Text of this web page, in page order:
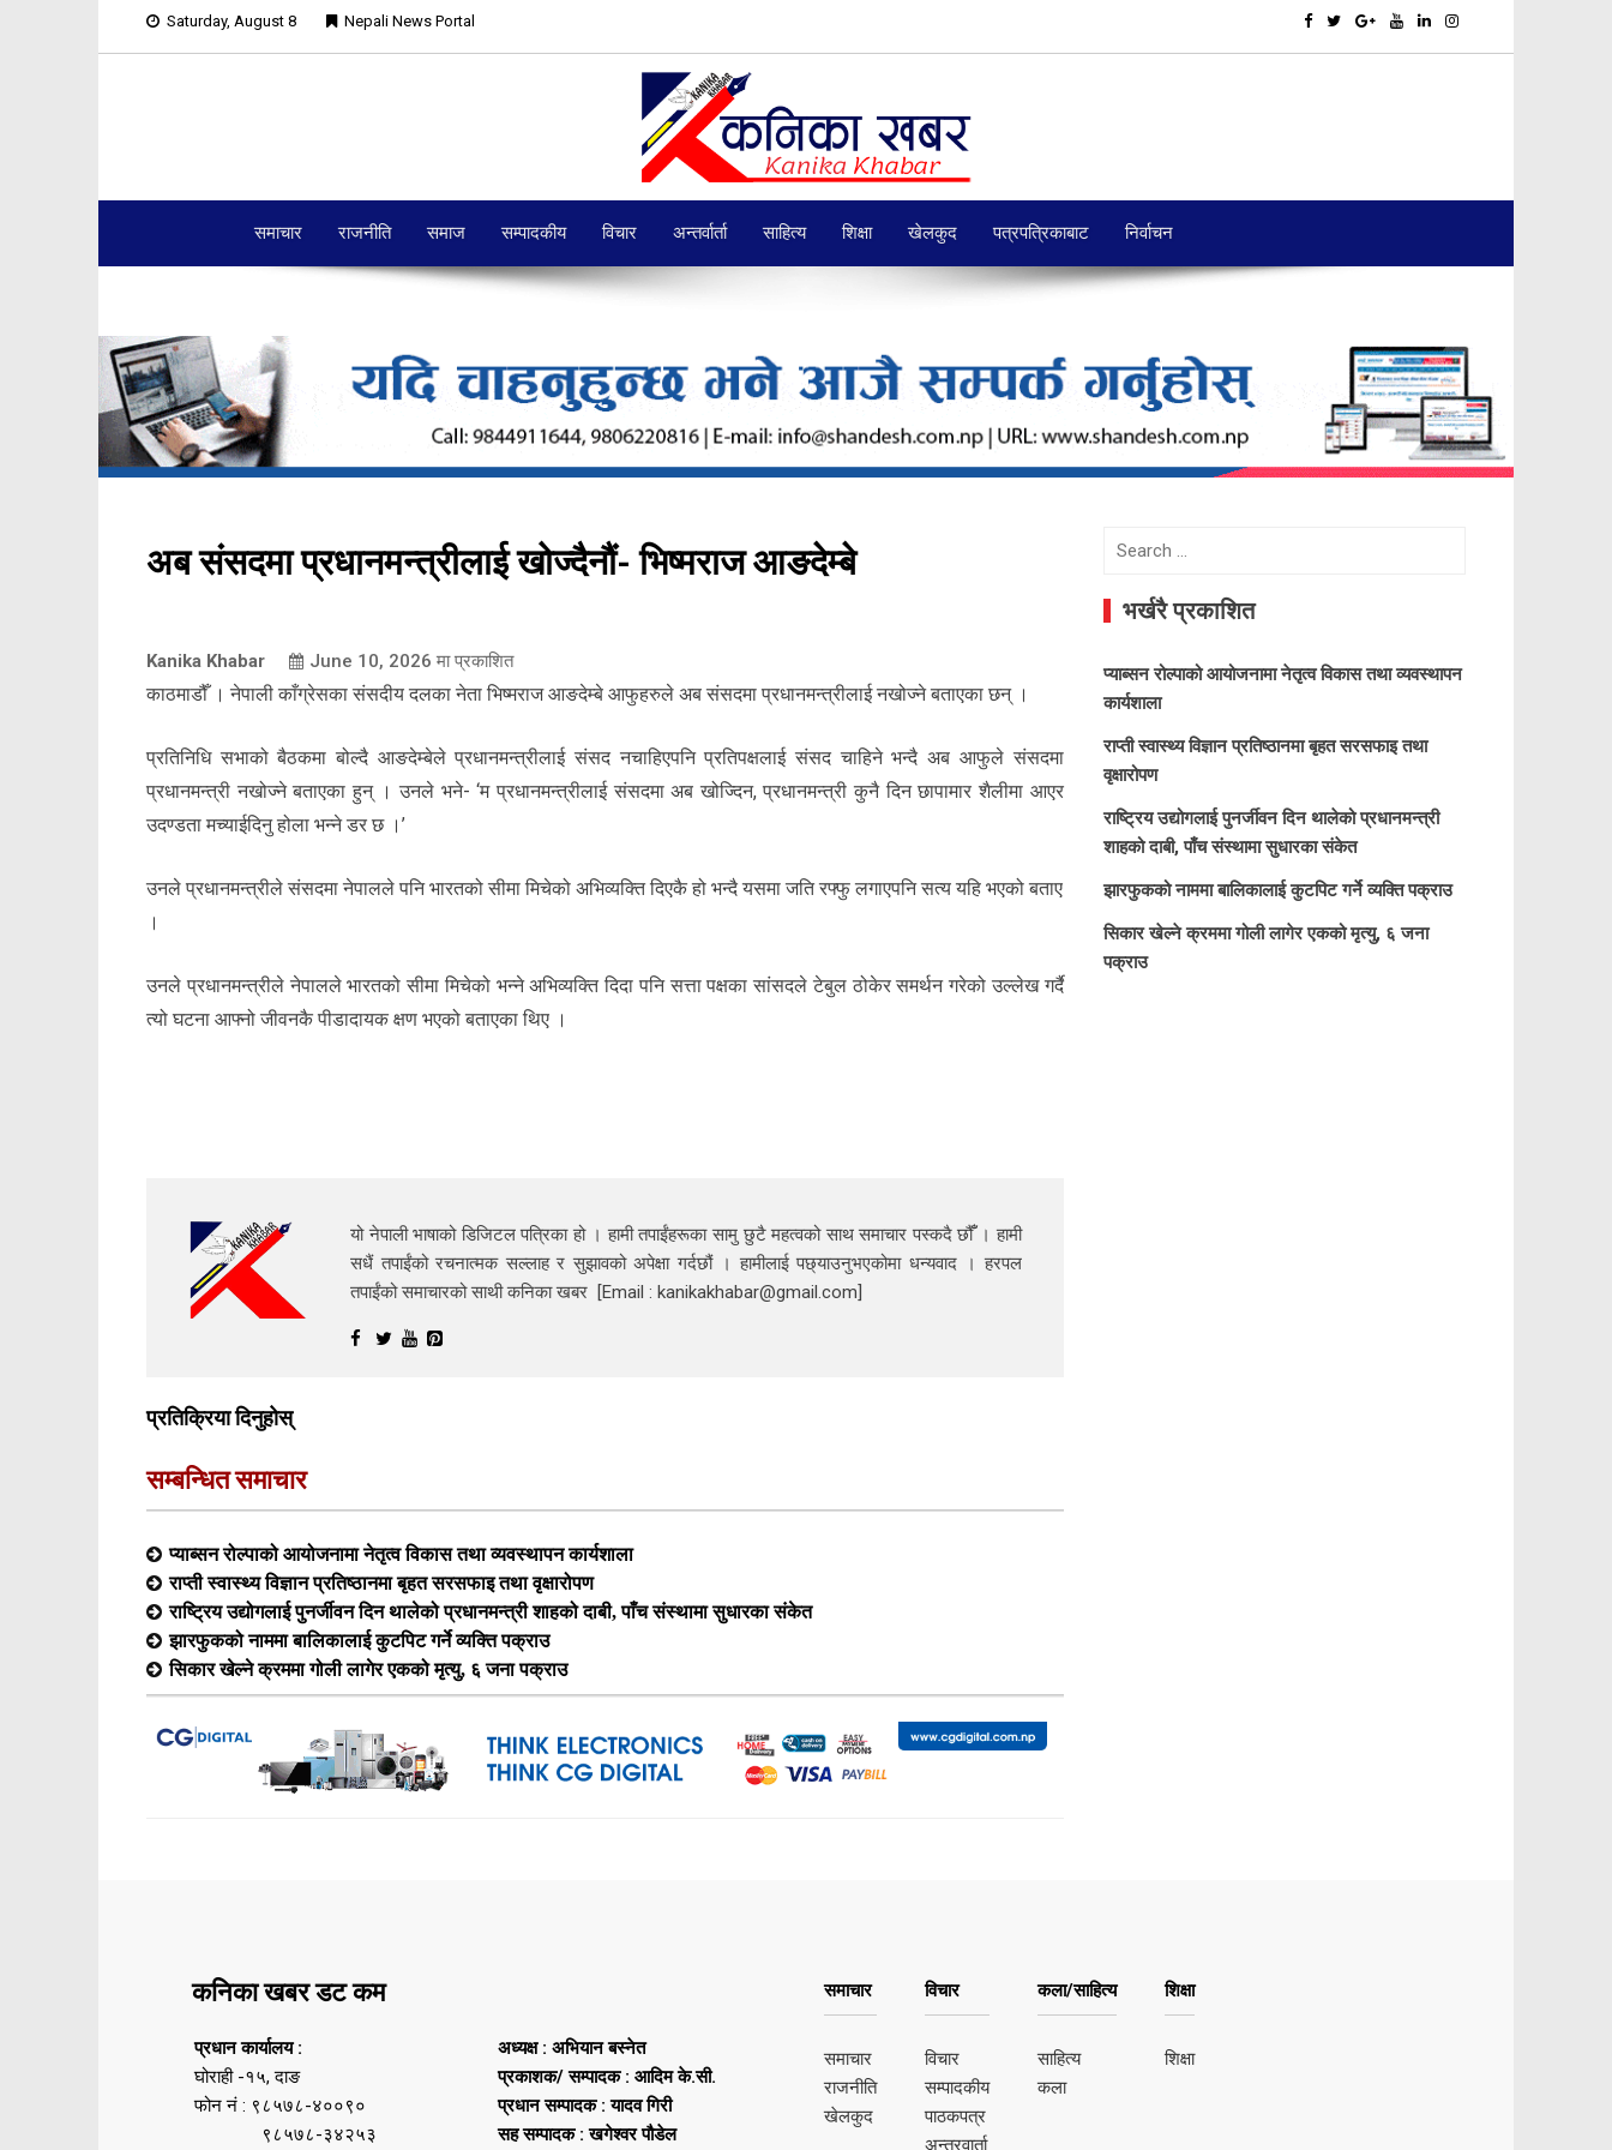
Saturday, August 8 Nepali News Portal
समाचार राजनीति समाज सम्पादकीय विचार अन्तर्वार्ता साहित्य शिक्षा खेलकुद पत्रपत्रिकाबाट निर्वाचन
अब संसदमा प्रधानमन्त्रीलाई खोज्दैनौं- भिष्मराज आङदेम्बे
Kanika Khabar June 10, 2026 मा प्रकाशित
काठमाडौँ । नेपाली काँग्रेसका संसदीय दलका नेता भिष्मराज आङदेम्बे आफुहरुले अब संसदमा प्रधानमन्त्रीलाई नखोज्ने बताएका छन् ।
प्रतिनिधि सभाको बैठकमा बोल्दै आङदेम्बेले प्रधानमन्त्रीलाई संसद नचाहिएपनि प्रतिपक्षलाई संसद चाहिने भन्दै अब आफुले संसदमा
प्रधानमन्त्री नखोज्ने बताएका हुन् । उनले भने- ‘म प्रधानमन्त्रीलाई संसदमा अब खोज्दिन, प्रधानमन्त्री कुनै दिन छापामार शैलीमा आएर
उदण्डता मच्याईदिनु होला भन्ने डर छ ।’
उनले प्रधानमन्त्रीले संसदमा नेपालले पनि भारतको सीमा मिचेको अभिव्यक्ति दिएकै हो भन्दै यसमा जति रफ्फु लगाएपनि सत्य यहि भएको बताए
।
उनले प्रधानमन्त्रीले नेपालले भारतको सीमा मिचेको भन्ने अभिव्यक्ति दिदा पनि सत्ता पक्षका सांसदले टेबुल ठोकेर समर्थन गरेको उल्लेख गर्दै
त्यो घटना आफ्नो जीवनकै पीडादायक क्षण भएको बताएका थिए ।
यो नेपाली भाषाको डिजिटल पत्रिका हो । हामी तपाईंहरूका सामु छुटै महत्वको साथ समाचार पस्कदै छौँँ । हामी
सधैं तपाईंको रचनात्मक सल्लाह र सुझावको अपेक्षा गर्दछौं । हामीलाई पछ्याउनुभएकोमा धन्यवाद । हरपल
तपाईंको समाचारको साथी कनिका खबर [Email : kanikakhabar@gmail.com]
प्रतिक्रिया दिनुहोस्
सम्बन्धित समाचार
प्याब्सन रोल्पाको आयोजनामा नेतृत्व विकास तथा व्यवस्थापन कार्यशाला
राप्ती स्वास्थ्य विज्ञान प्रतिष्ठानमा बृहत सरसफाइ तथा वृक्षारोपण
राष्ट्रिय उद्योगलाई पुनर्जीवन दिन थालेको प्रधानमन्त्री शाहको दाबी, पाँच संस्थामा सुधारका संकेत
झारफुकको नाममा बालिकालाई कुटपिट गर्ने व्यक्ति पक्राउ
सिकार खेल्ने क्रममा गोली लागेर एकको मृत्यु, ६ जना पक्राउ
Search
भर्खरै प्रकाशित
प्याब्सन रोल्पाको आयोजनामा नेतृत्व विकास तथा व्यवस्थापन
कार्यशाला
राप्ती स्वास्थ्य विज्ञान प्रतिष्ठानमा बृहत सरसफाइ तथा
वृक्षारोपण
राष्ट्रिय उद्योगलाई पुनर्जीवन दिन थालेको प्रधानमन्त्री
शाहको दाबी, पाँच संस्थामा सुधारका संकेत
झारफुकको नाममा बालिकालाई कुटपिट गर्ने व्यक्ति पक्राउ
सिकार खेल्ने क्रममा गोली लागेर एकको मृत्यु, ६ जना
पक्राउ
कनिका खबर डट कम
प्रधान कार्यालय :
घोराही -१५, दाङ
फोन नं : ९८५७८-४००९०
९८५७८-३४२५३
अध्यक्ष : अभियान बस्नेत
प्रकाशक/ सम्पादक : आदिम के.सी.
प्रधान सम्पादक : यादव गिरी
सह सम्पादक : खगेश्वर पौडेल
समाचार
समाचार
राजनीति
खेलकुद
विचार
विचार
सम्पादकीय
पाठकपत्र
अन्तरवार्ता
कला/साहित्य
साहित्य
कला
शिक्षा
शिक्षा